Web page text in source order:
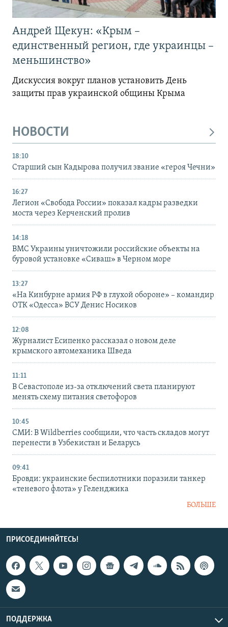
Андрей Щекун: «Крым –
единственный регион, где украинцы –
меньшинство»
Дискуссия вокруг планов установить День
защиты прав украинской общины Крыма
НОВОСТИ
18:10
Старший сын Кадырова получил звание «героя Чечни»
16:27
Легион «Свобода России» показал кадры разведки
моста через Керченский пролив
14:18
ВМС Украины уничтожили российские объекты на
буровой установке «Сиваш» в Черном море
13:27
«На Кинбурне армия РФ в глухой обороне» – командир
ОТК «Одесса» ВСУ Денис Носиков
12:08
Журналист Есипенко рассказал о новом деле
крымского автомеханика Шведа
11:11
В Севастополе из-за отключений света планируют
менять схему питания светофоров
10:45
СМИ: В Wildberries сообщили, что часть складов могут
перенести в Узбекистан и Беларусь
09:41
Бровди: украинские беспилотники поразили танкер
«теневого флота» у Геленджика
БОЛЬШЕ
ПРИСОЕДИНЯЙТЕСЬ!
ПОДДЕРЖКА